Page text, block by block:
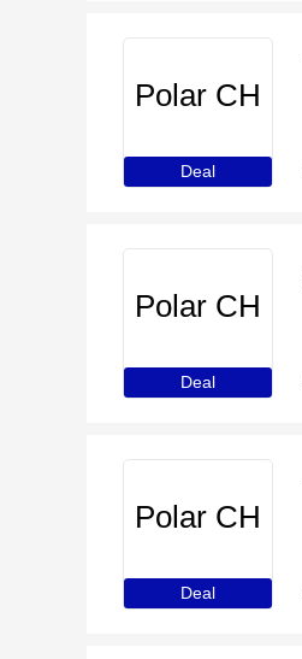
Polar CH
Deal
Polar CH
Deal
Polar CH
Deal